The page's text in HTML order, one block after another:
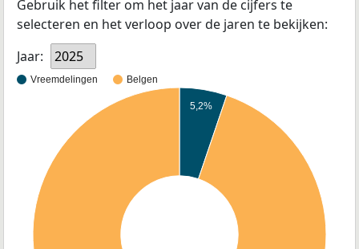
Gebruik het filter om het jaar van de cijfers te
selecteren en het verloop over de jaren te bekijken:
Jaar:
2025
Vreemdelingen Belgen
5,2%